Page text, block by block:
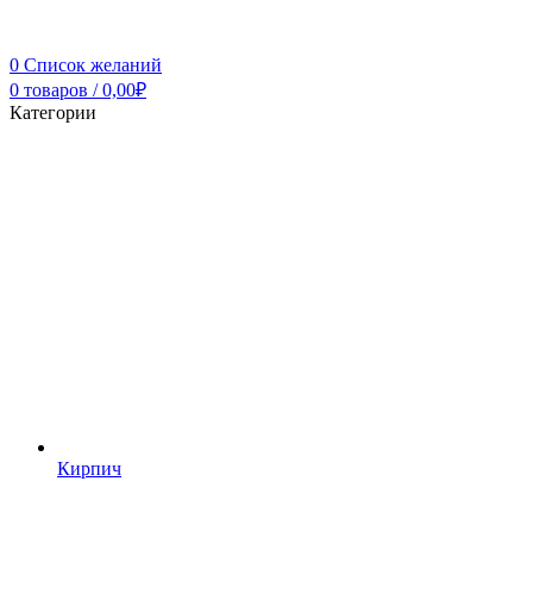
0 Список желаний
0 товаров / 0,00₽
Категории
Кирпич